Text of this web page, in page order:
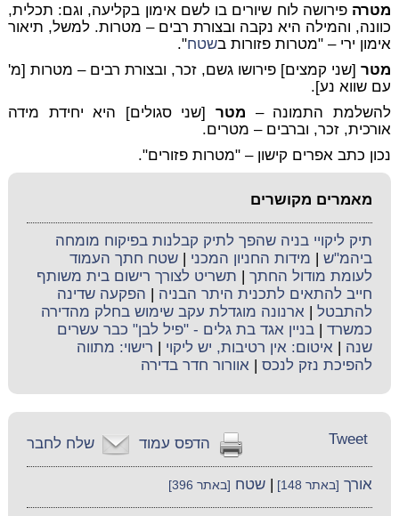
מטרה פירושה לוח שיורים בו לשם אימון בקליעה, וגם: תכלית,
כוונה, והמילה היא נקבה ובצורת רבים – מטרות. למשל, תיאור
אימון ירי – "מטרות פזורות בשטח".
מטר[שני קמצים] פירושו גשם, זכר, ובצורת רבים – מטרות [מ'
עם שווא נע].
להשלמת התמונה – מטר [שני סגולים] היא יחידת מידה
אורכית, זכר, וברבים – מטרים.
נכון כתב אפרים קישון – "מטרות פזורים".
מאמרים מקושרים
תיק ליקויי בניה שהפך לתיק קבלנות בפיקוח מומחה
ביהמ"ש
מידות החניון המכני |שטח חתך העמוד
לעומת מודול החתך
תשריט לצורך רישום בית משותף
חייב להתאים לתכנית היתר הבניה
הפקעה שדינה
להתבטל |ארנונה מוגדלת עקב שימוש בחלק מהדירה
כמשרד |בניין אגד בת גלים - "פיל לבן" כבר עשרים
שנה |איטום: אין רטיבות, יש ליקוי
רישוי: מתווה
להפיכת נזק לנכס |אוורור חדר בדירה
שלח לחבר הדפס עמוד Tweet
אורך [באתר 148] |שטח [באתר 396]